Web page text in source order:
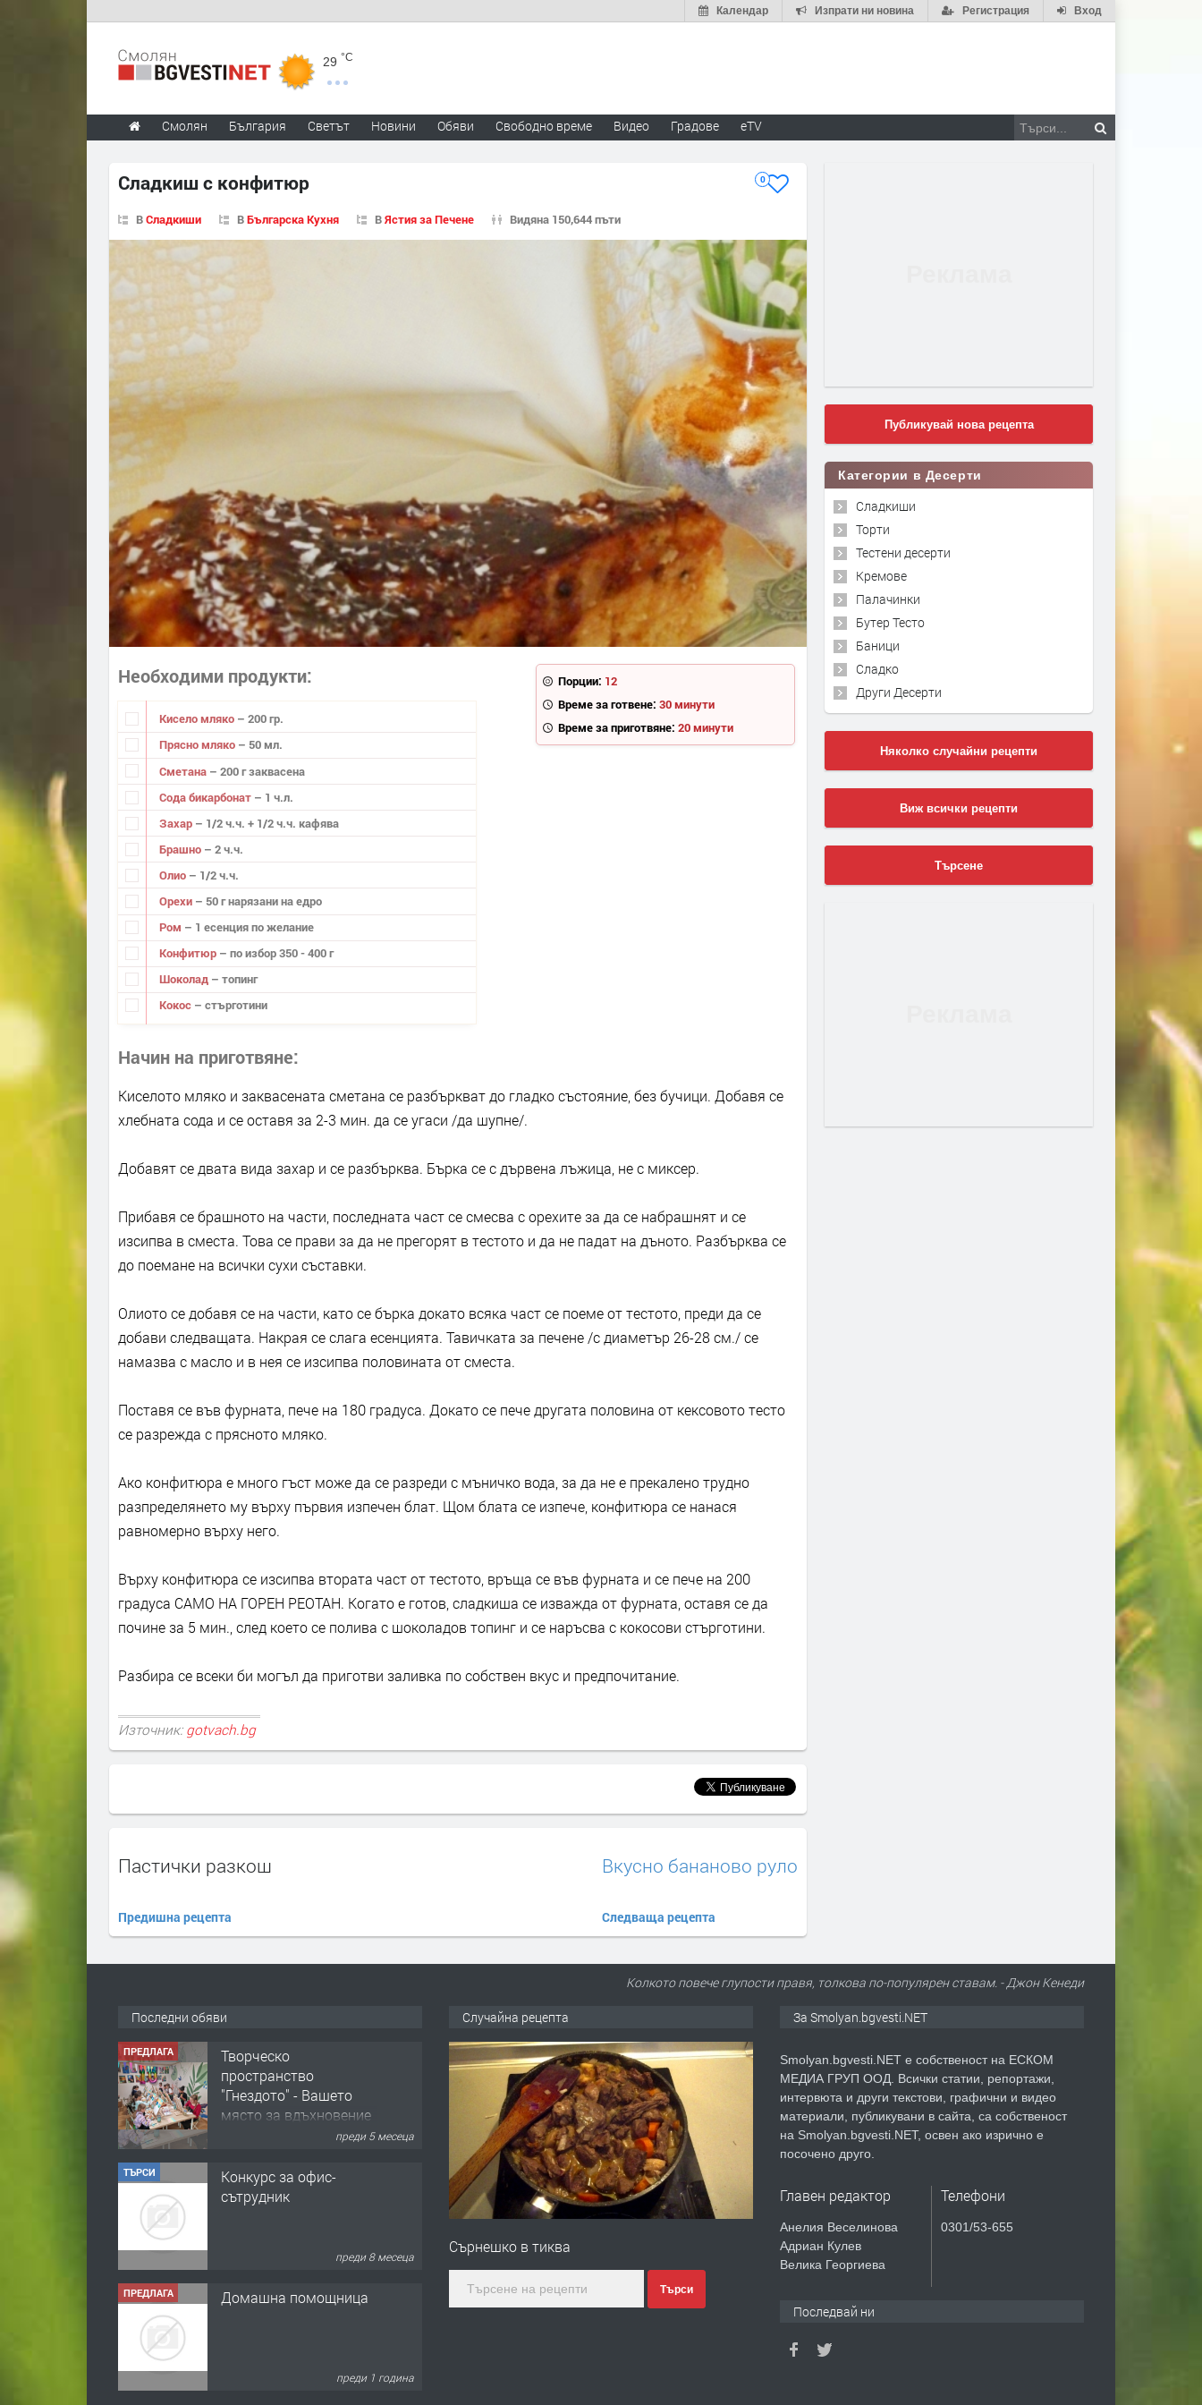
Вход
Регистрация
Изпрати ни новина
Календар
29 °C
Смолян България Светът Новини Обяви Свободно време Видео Градове eTV
Сладкиш с конфитюр 0
ВСладкиши ВБългарска Кухня ВЯстия за Печене Видяна 150,644 пъти
Порции: 12
Време за готвене: 30 минути
Време за приготвяне: 20 минути
Необходими продукти
Кисело мляко – 200 гр.
Прясно мляко – 50 мл.
Сметана – 200 г заквасена
Сода бикарбонат – 1 ч.л.
Захар – 1/2 ч.ч. + 1/2 ч.ч. кафява
Брашно – 2 ч.ч.
Олио – 1/2 ч.ч.
Орехи – 50 г нарязани на едро
Ром – 1 есенция по желание
Конфитюр – по избор 350 - 400 г
Шоколад – топинг
Кокос – стърготини
Начин на приготвяне
Киселото мляко и заквасената сметана се разбъркват до гладко състояние, без бучици. Добавя се
хлебната сода и се оставя за 2-3 мин. да се угаси /да шупне/.
Добавят се двата вида захар и се разбърква. Бърка се с дървена лъжица, не с миксер.
Прибавя се брашното на части, последната част се смесва с орехите за да се набрашнят и се
изсипва в сместа. Това се прави за да не прегорят в тестото и да не падат на дъното. Разбърква се
до поемане на всички сухи съставки.
Олиото се добавя се на части, като се бърка докато всяка част се поеме от тестото, преди да се
добави следващата. Накрая се слага есенцията. Тавичката за печене /с диаметър 26-28 см./ се
намазва с масло и в нея се изсипва половината от сместа.
Поставя се във фурната, пече на 180 градуса. Докато се пече другата половина от кексовото тесто
се разрежда с прясното мляко.
Ако конфитюра е много гъст може да се разреди с мъничко вода, за да не е прекалено трудно
разпределянето му върху първия изпечен блат. Щом блата се изпече, конфитюра се нанася
равномерно върху него.
Върху конфитюра се изсипва втората част от тестото, връща се във фурната и се пече на 200
градуса САМО НА ГОРЕН РЕОТАН. Когато е готов, сладкиша се изважда от фурната, оставя се да
почине за 5 мин., след което се полива с шоколадов топинг и се наръсва с кокосови стърготини.
Разбира се всеки би могъл да приготви заливка по собствен вкус и предпочитание.
Източник: gotvach.bg
Пастички разкош
Предишна рецепта
Вкусно бананово руло
Следваща рецепта
Публикувай нова рецепта
Категории в Десерти
Сладкиши
Торти
Тестени десерти
Кремове
Палачинки
Бутер Тесто
Баници
Сладко
Други Десерти
Няколко случайни рецепти
Виж всички рецепти
Търсене
Колкото повече глупости правя, толкова по-популярен ставам. - Джон Кенеди
Последни обяви
ПРЕДЛАГА
Творческо
пространство
"Гнездото" - Вашето
място за вдъхновение
и творчество в
ТЪРСИ
Конкурс за офис-
сътрудник
ПРЕДЛАГА Домашна помощница
Случайна рецепта
Сърнешко в тиква
Търси
За Smolyan.bgvesti.NET
Smolyan.bgvesti.NET е собственост на ЕСКОМ
МЕДИА ГРУП ООД. Всички статии, репортажи,
интервюта и други текстови, графични и видео
материали, публикувани в сайта, са собственост
на Smolyan.bgvesti.NET, освен ако изрично е
посочено друго.
Главен редактор
Анелия Веселинова
Адриан Кулев
Велика Георгиева
Телефони
0301/53-655
Последвай ни